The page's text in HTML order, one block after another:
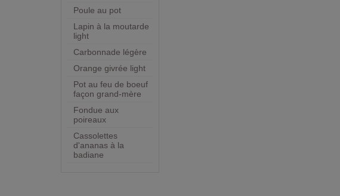
Poule au pot
Lapin à la moutarde
light
Carbonnade légère
Orange givrée light
Pot au feu de boeuf
façon grand-mère
Fondue aux
poireaux
Cassolettes
d'ananas à la
badiane